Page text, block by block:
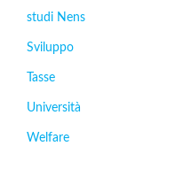
studi Nens
Sviluppo
Tasse
Università
Welfare